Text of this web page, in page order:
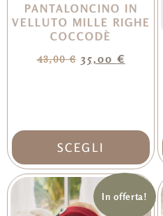
PANTALONCINO IN
VELLUTO MILLE RIGHE
COCCODÈ
43,00€ 35,00 €
SCEGLI
In offerta!